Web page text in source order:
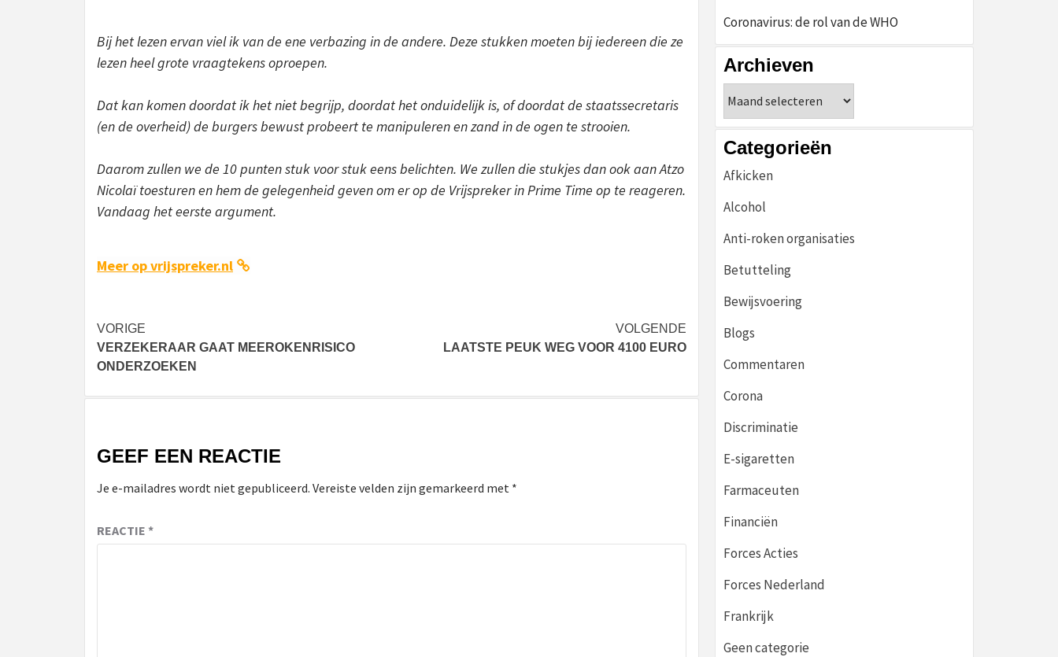
Bij het lezen ervan viel ik van de ene verbazing in de andere. Deze stukken moeten bij iedereen die ze
lezen heel grote vraagtekens oproepen.
Dat kan komen doordat ik het niet begrijp, doordat het onduidelijk is, of doordat de staatssecretaris
(en de overheid) de burgers bewust probeert te manipuleren en zand in de ogen te strooien.
Daarom zullen we de 10 punten stuk voor stuk eens belichten. We zullen die stukjes dan ook aan Atzo
Nicolaï toesturen en hem de gelegenheid geven om er op de Vrijspreker in Prime Time op te reageren.
Vandaag het eerste argument.
Meer op vrijspreker.nl
Bericht
navigatie
VORIGE
VERZEKERAAR GAAT MEEROKENRISICO
ONDERZOEKEN
VOLGENDE
LAATSTE PEUK WEG VOOR 4100 EURO
GEEF EEN REACTIE
Je e-mailadres wordt niet gepubliceerd. Vereiste velden zijn gemarkeerd met *
REACTIE *
Coronavirus: de rol van de WHO
Archieven
Categorieën
Afkicken
Alcohol
Anti-roken organisaties
Betutteling
Bewijsvoering
Blogs
Commentaren
Corona
Discriminatie
E-sigaretten
Farmaceuten
Financiën
Forces Acties
Forces Nederland
Frankrijk
Geen categorie